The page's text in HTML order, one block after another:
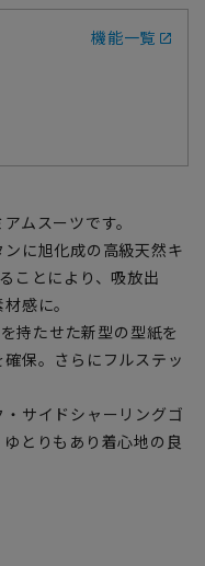
機能一覧
ムスーツです。
に旭化成の高級天然キ
ことにより、吸放出
感に。
持たせた新型の型紙を
保。さらにフルステッ
サイドシャーリングゴ
とりもあり着心地の良